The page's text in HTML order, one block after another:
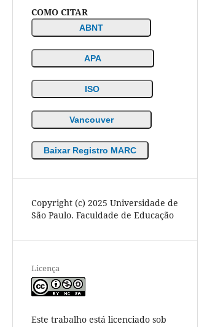
COMO CITAR
ABNT
APA
ISO
Vancouver
Baixar Registro MARC
Copyright (c) 2025 Universidade de
São Paulo. Faculdade de Educação
Licença
Este trabalho está licenciado sob